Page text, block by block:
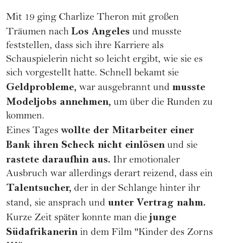
Mit 19 ging Charlize Theron mit großen
Träumen nach Los Angeles und musste
feststellen, dass sich ihre Karriere als
Schauspielerin nicht so leicht ergibt, wie sie es
sich vorgestellt hatte. Schnell bekamt sie
Geldprobleme, war ausgebrannt und musste
Modeljobs annehmen, um über die Runden zu
kommen.
Eines Tages wollte der Mitarbeiter einer
Bank ihren Scheck nicht einlösen und sie
rastete daraufhin aus. Ihr emotionaler
Ausbruch war allerdings derart reizend, dass ein
Talentsucher, der in der Schlange hinter ihr
stand, sie ansprach und unter Vertrag nahm.
Kurze Zeit später konnte man diejunge
Südafrikanerin in dem Film "Kinder des Zorns